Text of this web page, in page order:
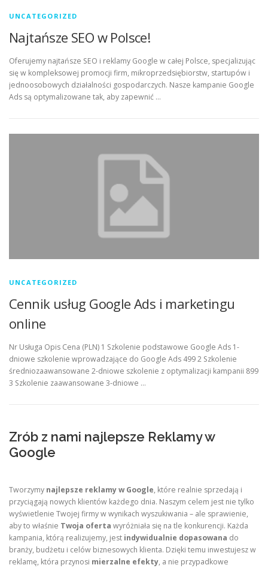
UNCATEGORIZED
Najtańsze SEO w Polsce!
Oferujemy najtańsze SEO i reklamy Google w całej Polsce, specjalizując
się w kompleksowej promocji firm, mikroprzedsiębiorstw, startupów i
jednoosobowych działalności gospodarczych. Nasze kampanie Google
Ads są optymalizowane tak, aby zapewnić …
UNCATEGORIZED
Cennik usług Google Ads i marketingu
online
Nr Usługa Opis Cena (PLN) 1 Szkolenie podstawowe Google Ads 1-
dniowe szkolenie wprowadzające do Google Ads 499 2 Szkolenie
średniozaawansowane 2-dniowe szkolenie z optymalizacji kampanii 899
3 Szkolenie zaawansowane 3-dniowe …
Zrób z nami najlepsze Reklamy w
Google
Tworzymy najlepsze reklamy w Google, które realnie sprzedają i
przyciągają nowych klientów każdego dnia. Naszym celem jest nie tylko
wyświetlenie Twojej firmy w wynikach wyszukiwania – ale sprawienie,
aby to właśnie Twoja oferta wyróżniała się na tle konkurencji. Każda
kampania, którą realizujemy, jest indywidualnie dopasowana do
branży, budżetu i celów biznesowych klienta. Dzięki temu inwestujesz w
reklamę, która przynosi mierzalne efekty, a nie przypadkowe